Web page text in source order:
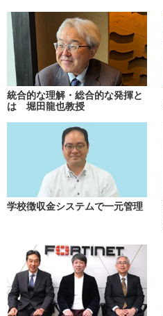
統合的な理解・総合的な発揮と
は 堀田龍也教授
学校徴収金システムで一元管理